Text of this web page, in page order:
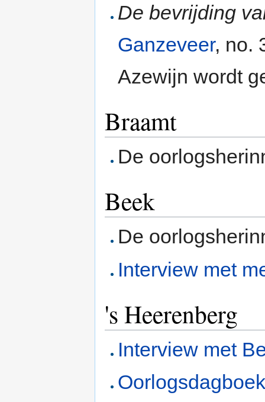
De bevrijding
Ganzeveer, no.
Azewijn wordt
Braamt
De
Beek
De
Interview met
's Heerenberg
Interview met